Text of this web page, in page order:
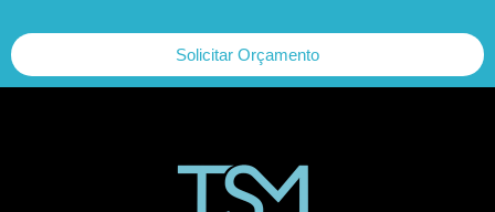
Solicitar Orçamento